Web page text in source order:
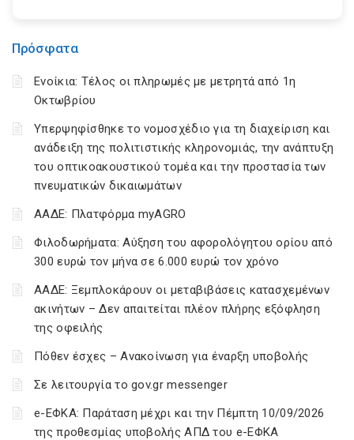
Πρόσφατα
Ενοίκια: Τέλος οι πληρωμές με μετρητά από 1η
Οκτωβρίου
Υπερψηφίσθηκε το νομοσχέδιο για τη διαχείριση και
ανάδειξη της πολιτιστικής κληρονομιάς, την ανάπτυξη
του οπτικοακουστικού τομέα και την προστασία των
πνευματικών δικαιωμάτων
ΑΑΔΕ: Πλατφόρμα myAGRO
Φιλοδωρήματα: Αύξηση του αφορολόγητου ορίου από
300 ευρώ τον μήνα σε 6.000 ευρώ τον χρόνο
ΑΑΔΕ: Ξεμπλοκάρουν οι μεταβιβάσεις κατασχεμένων
ακινήτων – Δεν απαιτείται πλέον πλήρης εξόφληση
της οφειλής
Πόθεν έσχες – Ανακοίνωση για έναρξη υποβολής
Σε λειτουργία το gov.gr messenger
e-ΕΦΚΑ: Παράταση μέχρι και την Πέμπτη 10/09/2026
της προθεσμίας υποβολής ΑΠΔ του e-ΕΦΚΑ